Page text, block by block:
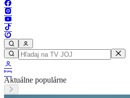
Aktuálne populárne